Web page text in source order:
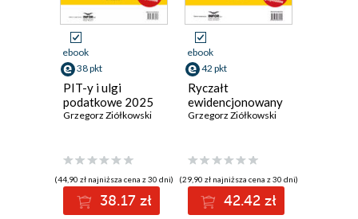
ebook
38 pkt
PIT-y i ulgi
podatkowe 2025
Grzegorz Ziółkowski
(44,90 zł najniższa cena z 30 dni)
38.17 zł
ebook
42 pkt
Ryczałt
ewidencjonowany
Grzegorz Ziółkowski
(29,90 zł najniższa cena z 30 dni)
42.42 zł